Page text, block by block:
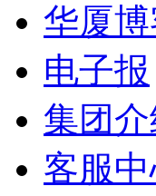
华厦
电子报
集团介
客服